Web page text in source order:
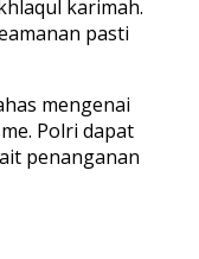
karimah.
pasti
mengenai
Polri dapat
penanganan